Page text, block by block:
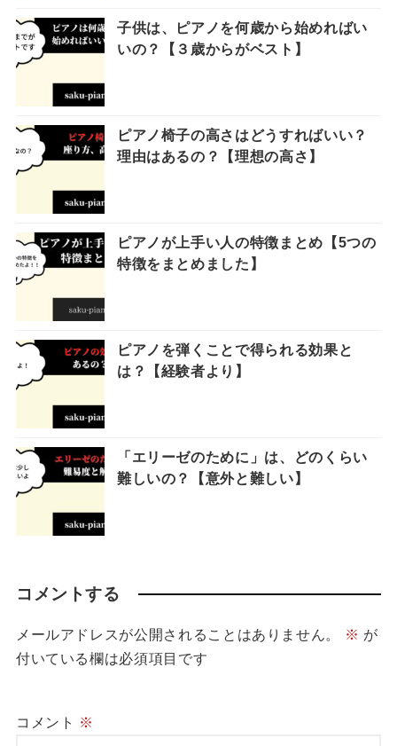
子供は、ピアノを何歳から始めればい
いの？【３歳からがベスト】
ピアノ椅子の高さはどうすればいい？
理由はあるの？【理想の高さ】
ピアノが上手い人の特徴まとめ【5つの
特徴をまとめました】
ピアノを弾くことで得られる効果と
は？【経験者より】
「エリーゼのために」は、どのくらい
難しいの？【意外と難しい】
コメントする
メールアドレスが公開されることはありません。 ※ が
付いている欄は必須項目です
コメント ※